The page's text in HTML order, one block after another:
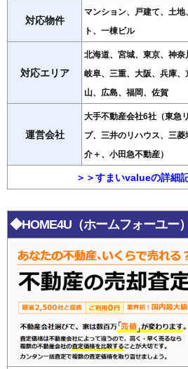
対応物件
マンション、戸建て、土
ト、一棟ビル
対応エリア
北海道、宮城、東京、神奈
岐阜、三重、大阪、兵庫
山、広島、福岡、佐賀
運営会社
大手不動産会社6社（東急
プ、三井のリハウス、三
介＋、小田急不動産）
＞＞すまいvalueの詳細
◆HOME4U（ホームフォーユー）